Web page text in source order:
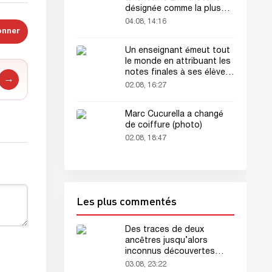
→
désignée comme la plus
belle femme du monde !
04.08, 14:16
Un enseignant émeut tout
le monde en attribuant les
notes finales à ses élèves
avant sa mort
02.08, 16:27
Marc Cucurella a changé
de coiffure (photo)
02.08, 18:47
Les plus commentés
Des traces de deux
ancêtres jusqu’alors
inconnus découvertes
dans l’ADN humain
03.08, 23:22